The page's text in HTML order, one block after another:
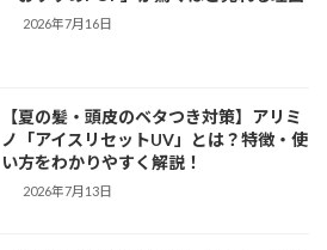
2026年7月16日
【夏の髪・頭皮のベタつき対策】アリミ
ノ「アイスリセットUV」とは？特徴・使
い方をわかりやすく解説！
2026年7月13日